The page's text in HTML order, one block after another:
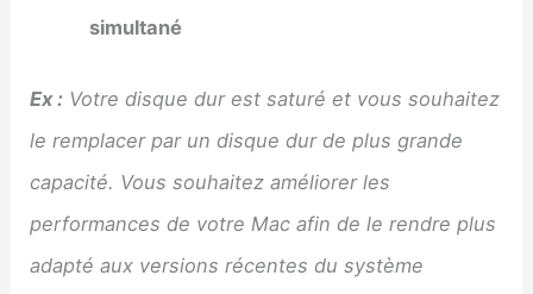
simultané
Ex : Votre disque dur est saturé et vous souhaitez
le remplacer par un disque dur de plus grande
capacité. Vous souhaitez améliorer les
performances de votre Mac afin de le rendre plus
adapté aux versions récentes du système